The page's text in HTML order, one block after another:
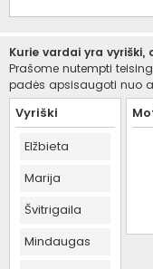
Kurie vardai yra
Prašome nutempti
padės apsisaugoti nuo
Vyriški
Elžbieta
Marija
Švitrigaila
Mindaugas